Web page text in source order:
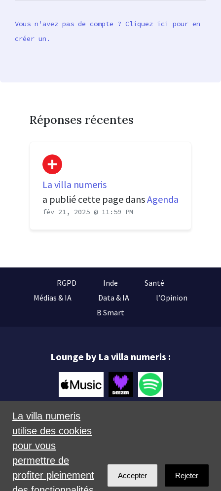
Vous n'avez pas de compte ? Cliquez ici pour en
créer un.
Réponses récentes
La villa numeris
a publié cette page dansAgenda
fév 21, 2025 @ 11:59 PM
RGPD Inde
Santé
Médias & IA
Data & IA
l’Opinion
B Smart
Lounge by La villa numeris :
La villa numeris
utilise des cookies
pour vous
permettre de
profiter pleinement
Accepter Rejeter